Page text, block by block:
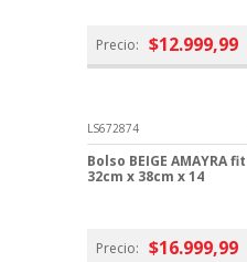
Precio: $12.999,99
LS672874
Bolso BEIGE AMAYRA fit
32cm x 38cm x 14
Precio: $16.999,99